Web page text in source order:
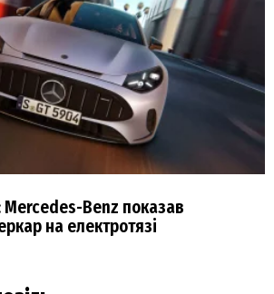
Mercedes-Benz показав
на електротязі